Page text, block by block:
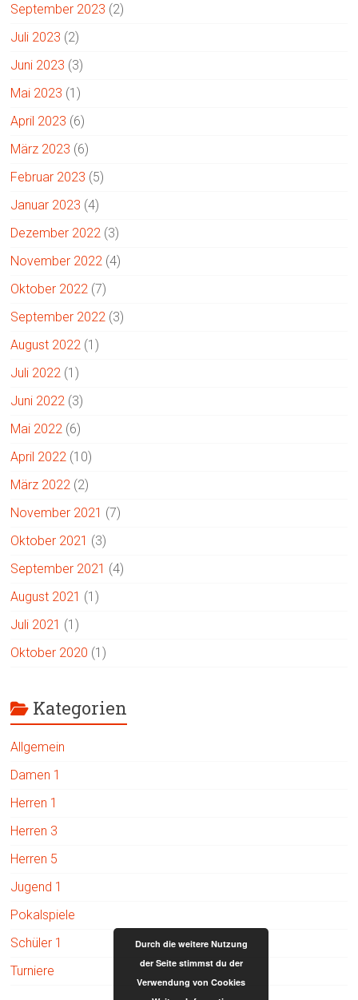
September 2023 (2)
Juli 2023 (2)
Juni 2023 (3)
Mai 2023 (1)
April 2023 (6)
März 2023 (6)
Februar 2023 (5)
Januar 2023 (4)
Dezember 2022 (3)
November 2022 (4)
Oktober 2022 (7)
September 2022 (3)
August 2022 (1)
Juli 2022 (1)
Juni 2022 (3)
Mai 2022 (6)
April 2022 (10)
März 2022 (2)
November 2021 (7)
Oktober 2021 (3)
September 2021 (4)
August 2021 (1)
Juli 2021 (1)
Oktober 2020 (1)
Kategorien
Allgemein
Damen 1
Herren 1
Herren 3
Herren 5
Jugend 1
Pokalspiele
Schüler 1
Turniere
Durch die weitere Nutzung
der Seite stimmst du der
Verwendung von Cookies